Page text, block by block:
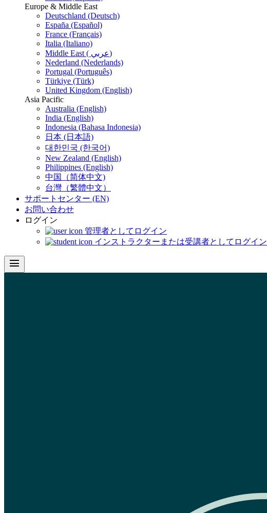
Europe & Middle East
Deutschland (Deutsch)
España (Español)
France (Français)
Italia (Italiano)
Middle East ( عربي)
Nederland (Nederlands)
Portugal (Português)
Türkiye (Türk)
United Kingdom (English)
Asia Pacific
Australia (English)
India (English)
Indonesia (Bahasa Indonesia)
日本 (日本語)
대한민국 (한국어)
New Zealand (English)
Philippines (English)
中国（简体中文)
台灣（繁體中文）
サポートセンター (EN)
お問い合わせ
ログイン
管理者としてログイン
インストラクターまたは受講者としてログイン
menu